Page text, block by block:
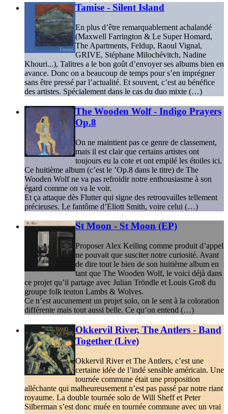
Tamise - Silent Island
En plus d’être remarquablement achalandé
(Maxwell Farrington & Le Super Homard,
The Apartments, Feldup, Raoul Vignal,
GRIVE, Stéphane Milochévitch, Nadine
Khouri...), Talitres a le bon goût d’envoyer ses albums bien en
avance. Donc on a beaucoup de temps pour s’en imprégner
sans être pressé par l’actualité. Et souvent, c’est au bénéfice
des artistes. Spécialement dans le cas du duo mixte (…)
The Wooden Wolf - Indigo Prayers
Op.8
On ne maintient pas ce genre de classement,
mais il est clair que certains artistes ont
toujours eu la cote et ont empilé les étoiles ici.
Ce huitième album (c’est le ’Op.8 dans le titre) de The
Wooden Wolf ne va pas refroidir notre enthousiasme à son
égard comme on va le voir.
Et ça attaque dès Flutter qui signe des retrouvailles tellement
précieuses. Le fantôme d’Eliott Smith, voire celui (…)
St Moon - St Moon (EP)
Proposer Alex Keiling comme produit d’appel
ne pouvait que susciter notre curiosité. Avant
de dire tout le bien de son huitième album en
tant que The Wooden Wolf, le voici déjà dans
ce projet qu’il partage avec Julian Tröndle et Louis Groß du
groupe folk teuton Lambs & Wolves.
Ce n’est aucunement un projet solo, on le sent à la coloration
différente mais tout aussi belle. Ce qu’on entend (…)
Okkervil River, The Antlers - Band
Together (Live)
Okkervil River et The Antlers, c’est une
certaine idée de l’indé sensible américain. Une
tournée commune était une proposition
alléchante qui malheureusement n’est pas passé par notre riant
royaume. La double tournée solo de Will Sheff et Peter
Silberman s’est donc muée en tournée commune avec un vrai